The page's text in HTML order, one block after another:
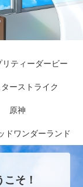
リティーダービー
ーストライク
原神
ドワンダーランド
そ！